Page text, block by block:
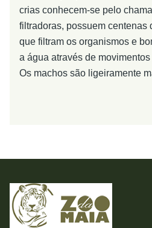
crias conhecem-se pelo
filtradoras, possuem centenas
que filtram os organismos e
a água através de
Os machos são ligeiramente